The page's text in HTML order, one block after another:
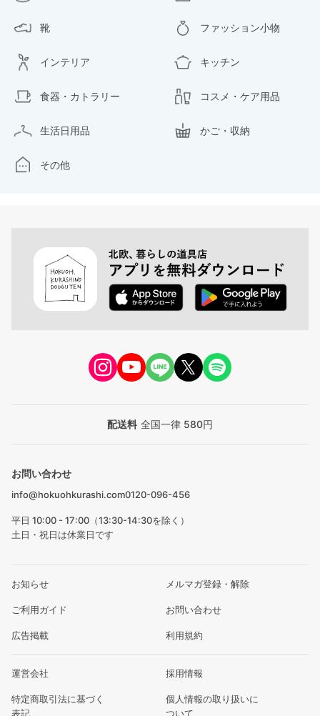
靴 ファッション小物
インテリア キッチン
食器・カトラリー コスメ・ケア用品
生活日用品 かご・収納
その他
配送料 全国一律 580円
お問い合わせ
info@hokuohkurashi.com0120-096-456
平日 10:00 - 17:00（13:30-14:30を除く）
土日・祝日は休業日です
お知らせ メルマガ登録・解除
ご利用ガイド お問い合わせ
広告掲載 利用規約
運営会社 採用情報
特定商取引法に基づく
表記
個人情報の取り扱いに
ついて